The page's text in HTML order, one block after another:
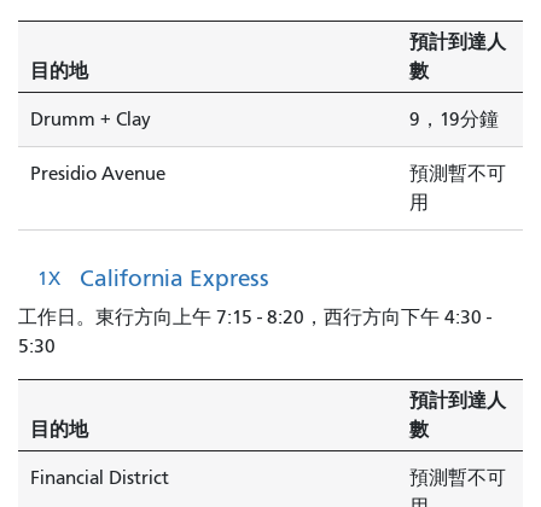
目的地
預計到達人
數
Drumm + Clay 9，19分鐘
Presidio Avenue
預測暫不可
用
1X California Express
工作日。東行方向上午 7:15 - 8:20，西行方向下午 4:30 -
5:30
目的地
預計到達人
數
Financial District
預測暫不可